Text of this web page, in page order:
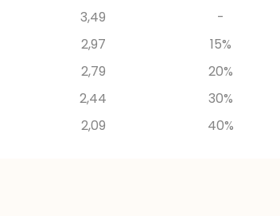
3,49
-
2,97
15%
2,79
20%
2,44
30%
2,09 40%